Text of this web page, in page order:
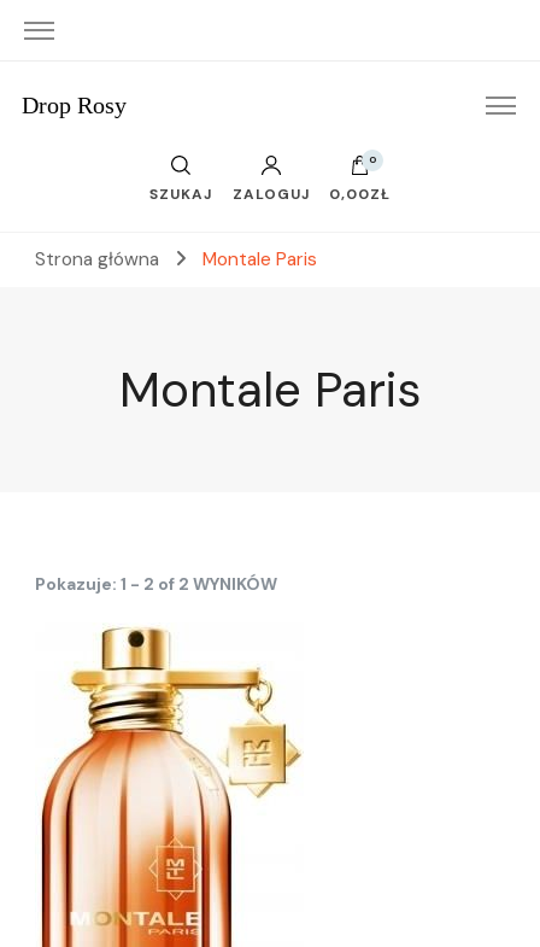
Drop Rosy
SZUKAJ ZALOGUJ
0
0,00ZŁ
Strona główna Montale Paris
Montale Paris
Pokazuje: 1 - 2 of 2 WYNIKÓW